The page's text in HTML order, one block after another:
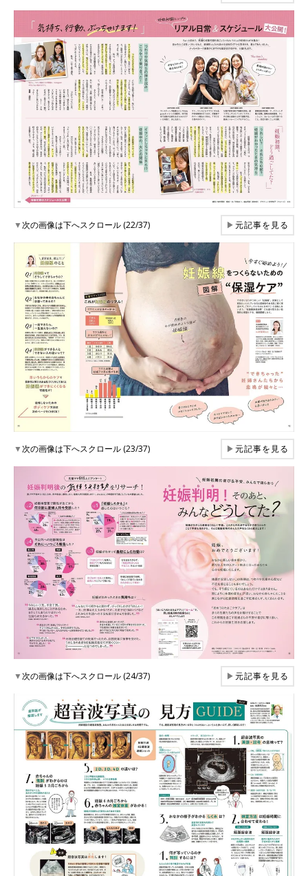
▼次の画像は下へスクロール (22/37) ▶元記事を見る
▼次の画像は下へスクロール (23/37) ▶元記事を見る
▼次の画像は下へスクロール (24/37) ▶元記事を見る